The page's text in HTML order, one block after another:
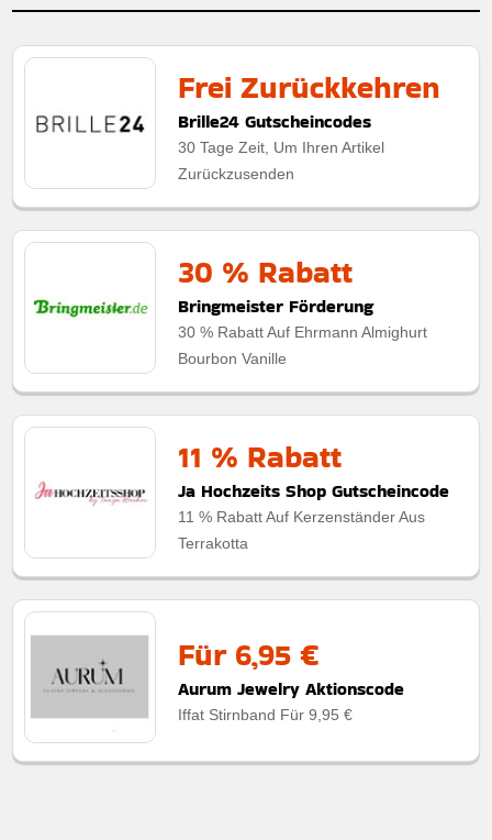
Frei Zurückkehren
Brille24 Gutscheincodes
30 Tage Zeit, Um Ihren Artikel
Zurückzusenden
30 % Rabatt
Bringmeister Förderung
30 % Rabatt Auf Ehrmann Almighurt
Bourbon Vanille
11 % Rabatt
Ja Hochzeits Shop Gutscheincode
11 % Rabatt Auf Kerzenständer Aus
Terrakotta
Für 6,95 €
Aurum Jewelry Aktionscode
Iffat Stirnband Für 9,95 €